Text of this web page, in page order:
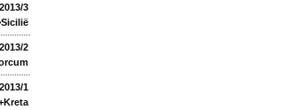
3
2
1